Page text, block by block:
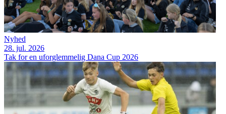
Nyhed
28. jul. 2026
Tak for en uforglemmelig Dana Cup 2026